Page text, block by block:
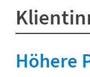
Höhere